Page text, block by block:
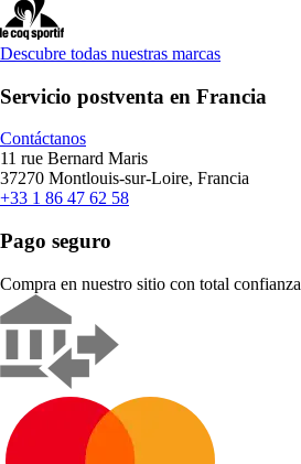
Descubre todas nuestras marcas
Servicio postventa en Francia
Contáctanos
11 rue Bernard Maris
37270 Montlouis-sur-Loire, Francia
+33 1 86 47 62 58
Pago seguro
Compra en nuestro sitio con total confianza